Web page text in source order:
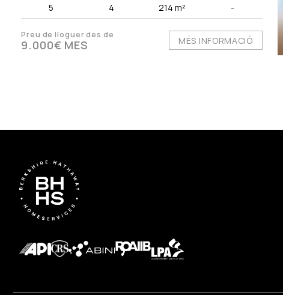
5 4 214 m² -
Preu de lloguer des de
9.000€ MES MÉS INFORMACIÓ